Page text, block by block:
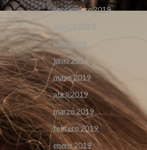
septiembre 2019
agosto 2019
julio 2019
junio 2019
mayo 2019
abril 2019
marzo 2019
febrero 2019
enero 2019